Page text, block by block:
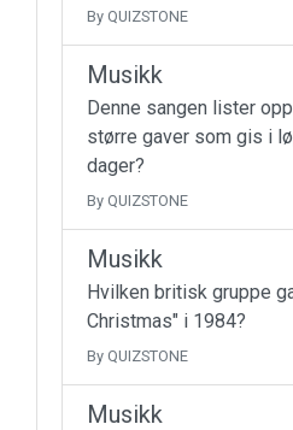
By QUIZSTONE
Musikk
Denne sangen lister
større gaver som gis i
dager?
By QUIZSTONE
Musikk
Hvilken britisk gruppe
Christmas" i 1984?
By QUIZSTONE
Musikk